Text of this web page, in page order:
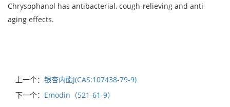
Chrysophanol has antibacterial, cough-relieving and anti-
aging effects.
上一个： 银杏内酯J(CAS:107438-79-9)
下一个： Emodin（521-61-9）